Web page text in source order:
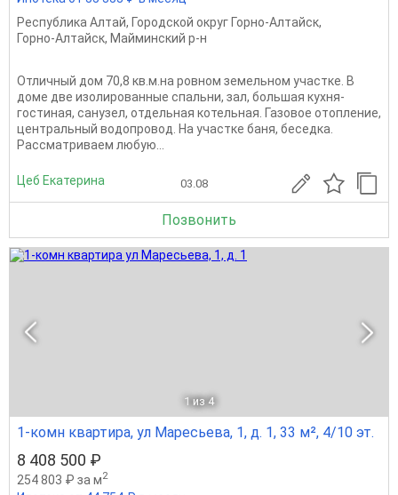
Республика Алтай, Городской округ Горно-Алтайск,
Горно-Алтайск, Майминский р-н
Отличный дом 70,8 кв.м.на ровном земельном участке. В
доме две изолированные спальни, зал, большая кухня-
гостиная, санузел, отдельная котельная. Газовое отопление,
центральный водопровод. На участке баня, беседка.
Рассматриваем любую...
Цеб Екатерина 03.08
Позвонить
1 из 4
1-комн квартира, ул Маресьева, 1, д. 1, 33 м², 4/10 эт.
8 408 500 ₽
254 803 ₽ за м2